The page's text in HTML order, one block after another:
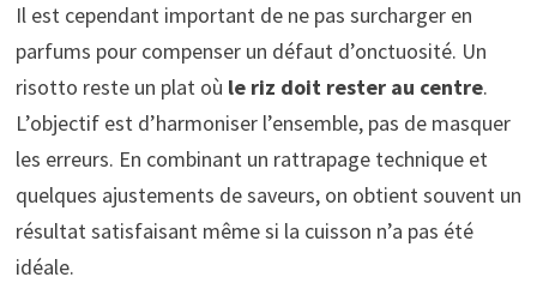
Il est cependant important de ne pas surcharger en
parfums pour compenser un défaut d’onctuosité. Un
risotto reste un plat où le riz doit rester au centre.
L’objectif est d’harmoniser l’ensemble, pas de masquer
les erreurs. En combinant un rattrapage technique et
quelques ajustements de saveurs, on obtient souvent un
résultat satisfaisant même si la cuisson n’a pas été
idéale.